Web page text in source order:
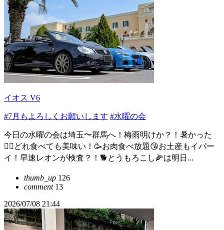
イオス V6
#7月もよろしくお願いします #水曜の会
今日の水曜の会は埼玉〜群馬へ！梅雨明けか？！暑かった
😵‍💫どれ食べても美味い！🥳お肉食べ放題😘お土産もイパー
イ！早速レオンが検査？！🐕とうもろこし🌽は明日...
thumb_up 126
comment13
2026/07/08 21:44